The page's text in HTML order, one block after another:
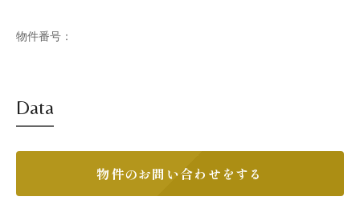
物件番号：
Data
物件のお問い合わせをする